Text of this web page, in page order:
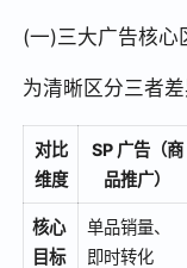
(一)三大广告核心
为清晰区分三者
对比
维度
SP 广告（商
品推广）
核心
目标
单品销量、
即时转化